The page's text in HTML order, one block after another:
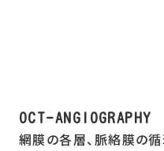
OCT-ANGIOGRAPHY
網膜の各層、脈絡膜の